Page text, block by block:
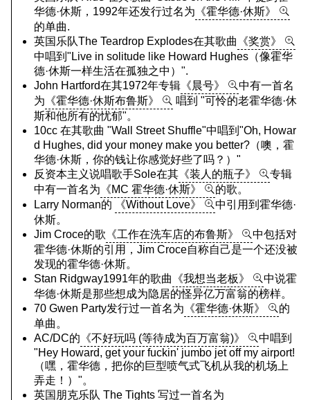
华德·休斯，1992年还发行过名为 《霍华德·休斯》
的单曲.
英国乐队The Teardrop Explodes在其歌曲
《奖赏》
中唱到"Live in solitude like Howard Hughes（像霍华
德·休斯一样生活在孤独之中）".
John Hartford在其1972年专辑 《晨号》
中有一首名
为 《霍华德·休斯布鲁斯》
唱到 "可怜的老霍华德·休
斯和他所有的忧郁"。
10cc 在其歌曲 "Wall Street Shuffle"中唱到"Oh, Howar
d Hughes, did your money make you better?（噢，霍
华德·休斯，你的钱让你感觉好些了吗？）"
反资本主义说唱歌手Sole在其 《装人的瓶子》
专辑
中有一首名为 《MC 霍华德·休斯》
的歌。
Larry Norman的
《Without Love》
中引用到霍华德·
休斯。
Jim Croce的歌 《工作在洗车店的布鲁斯》
中包括对
霍华德·休斯的引用，Jim Croce自称自己是一个还没被
发现的霍华德·休斯。
Stan Ridgway1991年的歌曲
《我想当老板》
中说霍
华德·休斯是那些想成为隐居的怪异亿万富翁的榜样。
70 Gwen Party发行过一首名为 《霍华德·休斯》
的
单曲。
AC/DC的 《不好玩吗 (等待成为百万富翁)》
中唱到
"Hey Howard, get your fuckin' jumbo jet off my airport!
（嘿，霍华德，把你的巨型喷气式飞机从我的机场上
弄走！）"。
英国朋克乐队 The Tights 写过一首名为